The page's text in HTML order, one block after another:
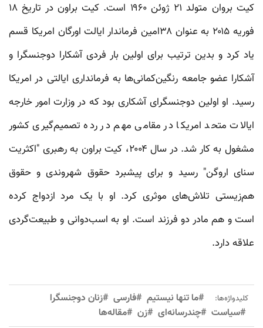
کیت بروان متولد ۲۱ ژوئن ۱۹۶۰ است. کیت براون در تاریخ ۱۸
فوریه ۲۰۱۵ به عنوان ۳۸امین فرماندار ایالت اورگان امریکا قسم
یاد کرد و بدین ترتیب برای اولین بار فردی آشکارا دوجنسگرا و
آشکارا عضو جامعه رنگین‌کمانی‌ها به فرمانداری ایالتی در امریکا
رسید. او اولین دوجنسگرای آشکاری بود که در وزارت امور خارجه
ایالات متحد امریکا در مقامی مهم در رده تصمیم‌گیری کشور
مشغول به کار شد. در سال ۲۰۰۴، کیت براون به رهبری "اکثریت
سنای اروگن" رسید و برای پیشبرد حقوق شهروندی و حقوق
هم‌زیستی تلاش‌های موثری کرد. او با یک مرد ازدواج کرده
است و هم مادر دو فرزند است. او به اسب‌دوانی و طبیعت‌گردی
علاقه دارد.
کلیدواژه‌ها: #ما تنها نیستیم #فارسی #زنان دوجنسگرا
#سیاست #چندرسانه‌ای #زن #مقاله‌ها